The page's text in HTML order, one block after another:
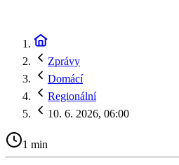
Zprávy
Domácí
Regionální
10. 6. 2026, 06:00
1 min